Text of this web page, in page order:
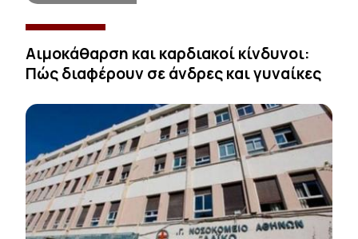
Αιμοκάθαρση και καρδιακοί κίνδυνοι:
Πώς διαφέρουν σε άνδρες και γυναίκες